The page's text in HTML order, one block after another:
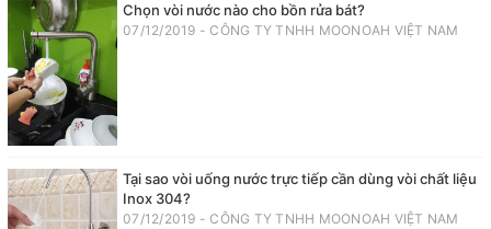
Chọn vòi nước nào cho bồn rửa bát?
07/12/2019 - CÔNG TY TNHH MOONOAH VIỆT NAM
Tại sao vòi uống nước trực tiếp cần dùng vòi chất liệu
Inox 304?
07/12/2019 - CÔNG TY TNHH MOONOAH VIỆT NAM